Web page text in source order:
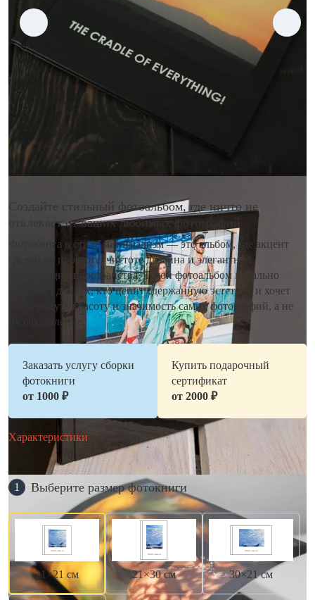
Создайте стильный фотоальбом, где ничто не
отвлекает от ваших любимых фотографий
Фотокнига в стиле минимализм — это альбом, где акцент
сделан на простоте, чистоте дизайна и элегантной
организации пространства. Такой фотоальбом идеально
подходит для тех, кто ценит сдержанную эстетику и хочет
подчеркнуть красоту и значимость самих фотографий, а не
их оформление.
Заказать услугу сборки
фотокниги
от 1000 ₽
Купить подарочный
сертификат
от 2000 ₽
Характеристики
1 Выберите размер фотокниги
21×21 см 21×30 см 30×21 см